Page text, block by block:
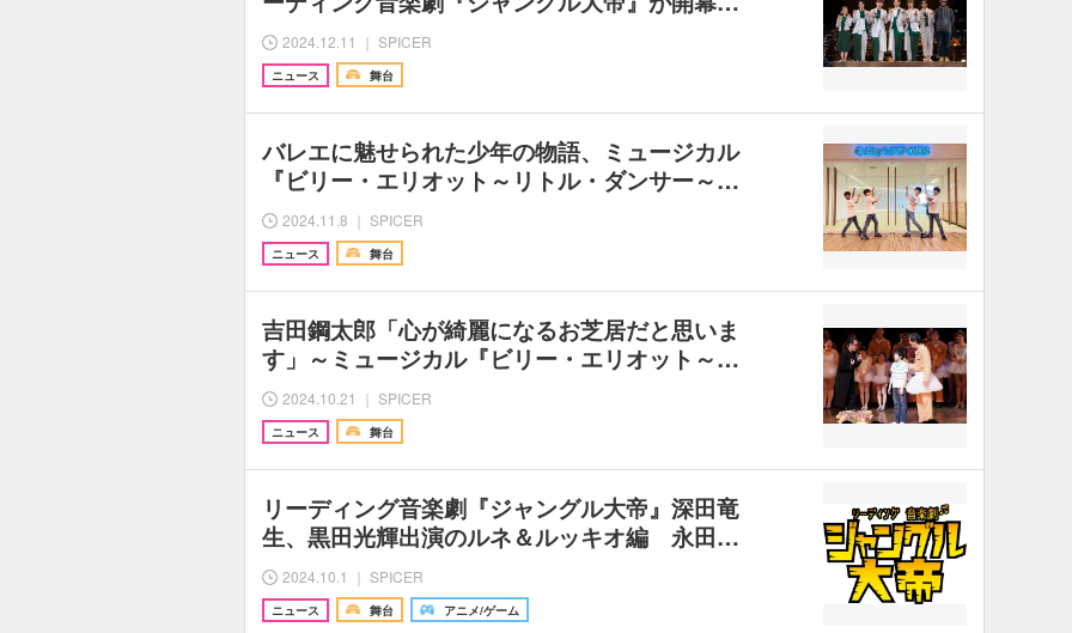
2024.12.11 ｜ SPICER
ニュース 舞台
バレエに魅せられた少年の物語、ミュージカル
『ビリー・エリオット～リトル・ダンサー～…
2024.11.8 ｜ SPICER
ニュース 舞台
吉田鋼太郎「心が綺麗になるお芝居だと思いま
す」～ミュージカル『ビリー・エリオット～…
2024.10.21 ｜ SPICER
ニュース 舞台
リーディング音楽劇『ジャングル大帝』深田竜
生、黒田光輝出演のルネ＆ルッキオ編 永田…
2024.10.1 ｜ SPICER
ニュース 舞台 アニメ/ゲーム